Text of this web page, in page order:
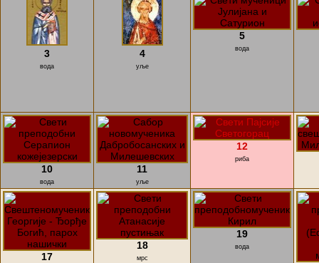
3
вода
4
уље
5
вода
10
вода
11
уље
12
риба
17
18
мрс
19
вода